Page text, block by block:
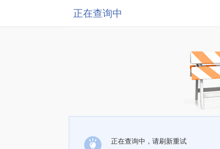
正在查询中
正在查询中，请刷新重试